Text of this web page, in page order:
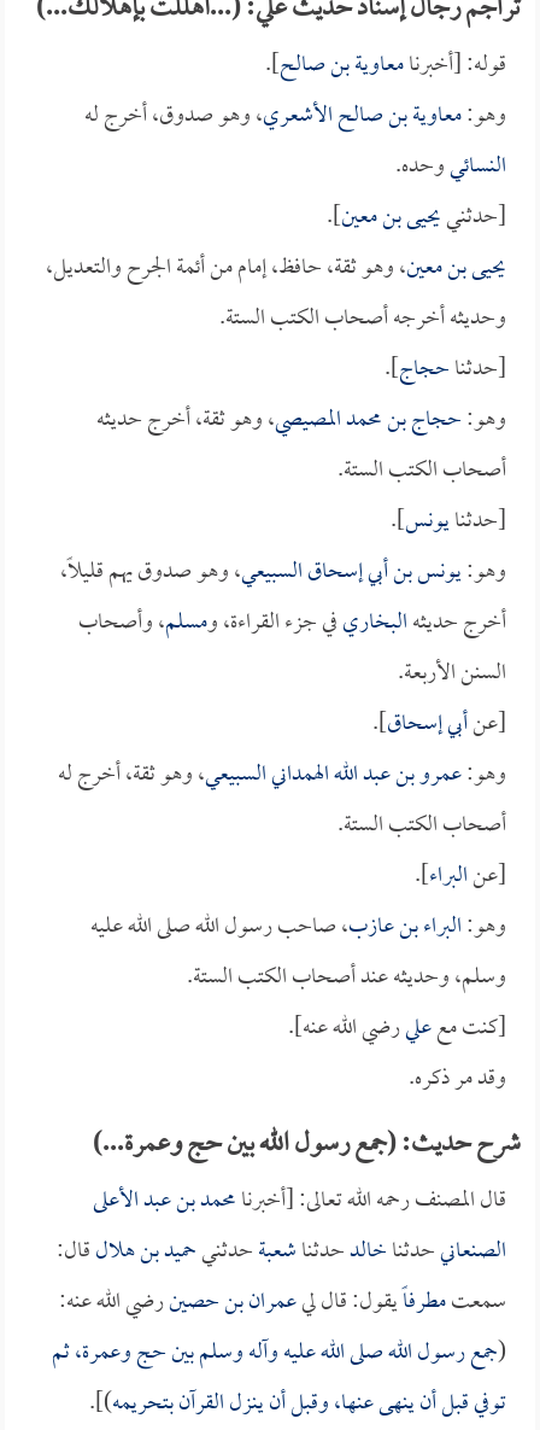
قوله: [أخبرنامعاوية بن صالح].
وهو:معاوية بن صالح الأشعري، وهو صدوق، أخرج له
النسائيوحده.
[حدثنييحيى بن معين].
يحيى بن معين، وهو ثقة، حافظ، إمام من أئمة الجرح والتعديل،
وحديثه أخرجه أصحاب الكتب الستة.
[حدثناحجاج].
وهو:حجاج بن محمد المصيصي، وهو ثقة، أخرج حديثه
أصحاب الكتب الستة.
[حدثنايونس].
وهو:يونس بن أبي إسحاق السبيعي، وهو صدوق يهم قليلاً،
أخرج حديثهالبخاريفي جزء القراءة، ومسلم، وأصحاب
السنن الأربعة.
[عنأبي إسحاق].
وهو:عمرو بن عبد الله الهمداني السبيعي، وهو ثقة، أخرج له
أصحاب الكتب الستة.
[عنالبراء].
وهو:البراء بن عازب، صاحب رسول الله صلى الله عليه
وسلم، وحديثه عند أصحاب الكتب الستة.
[كنت مععليرضي الله عنه].
وقد مر ذكره.
شرح حديث: (جمع رسول الله بين حج وعمرة...)
قال المصنف رحمه الله تعالى: [أخبرنامحمد بن عبد الأعلى
الصنعانيحدثناخالدحدثناشعبةحدثنيحميد بن هلالقال:
سمعتمطرفاًيقول: قال ليعمران بن حصينرضي الله عنه:
(جمع رسول الله صلى الله عليه وآله وسلم بين حج وعمرة، ثم
توفي قبل أن ينهى عنها، وقبل أن ينزل القرآن بتحريمه)].